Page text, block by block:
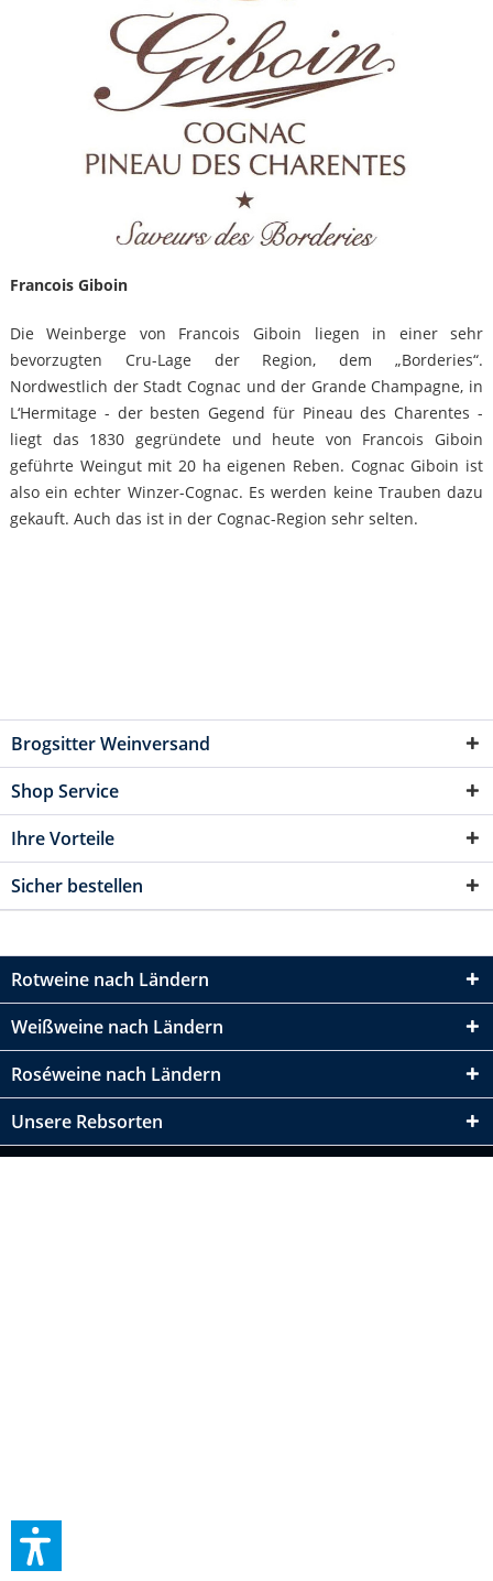
Francois Giboin
Die Weinberge von Francois Giboin liegen in einer sehr
bevorzugten Cru-Lage der Region, dem „Borderies“.
Nordwestlich der Stadt Cognac und der Grande Champagne, in
L‘Hermitage - der besten Gegend für Pineau des Charentes -
liegt das 1830 gegründete und heute von Francois Giboin
geführte Weingut mit 20 ha eigenen Reben. Cognac Giboin ist
also ein echter Winzer-Cognac. Es werden keine Trauben dazu
gekauft. Auch das ist in der Cognac-Region sehr selten.
Brogsitter Weinversand
Shop Service
Ihre Vorteile
Sicher bestellen
Rotweine nach Ländern
Weißweine nach Ländern
Roséweine nach Ländern
Unsere Rebsorten